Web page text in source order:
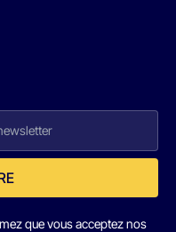
que vous acceptez nos